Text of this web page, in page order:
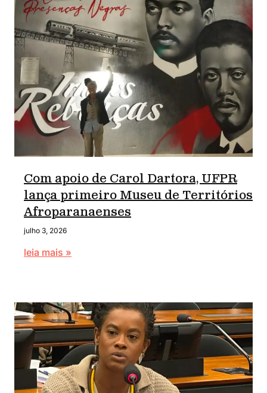
Com apoio de Carol Dartora, UFPR
lança primeiro Museu de Territórios
Afroparanaenses
julho 3, 2026
leia mais »